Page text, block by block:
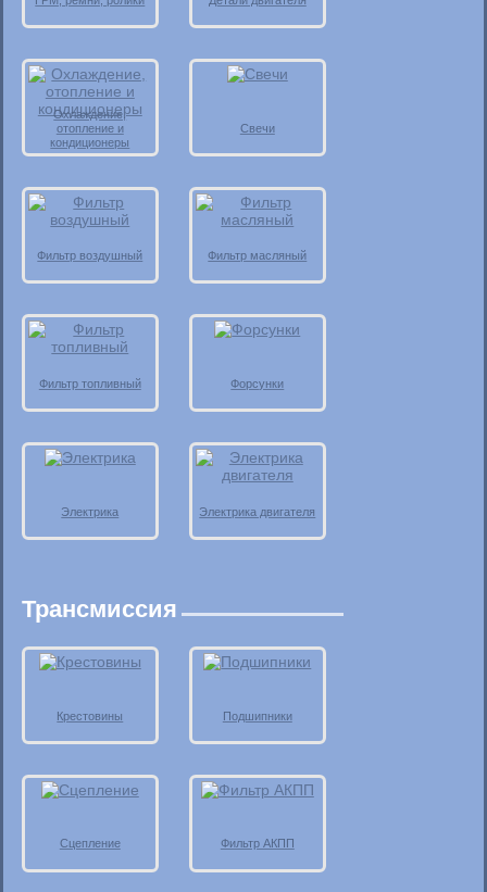
Охлаждение,
отопление и
кондиционеры
Свечи
Фильтр воздушный Фильтр масляный
Фильтр топливный Форсунки
Электрика Электрика двигателя
Трансмиссия
Крестовины Подшипники
Сцепление Фильтр АКПП